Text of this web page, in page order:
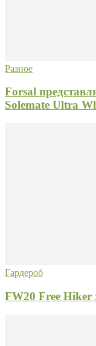
Разное
Forsal
Solemate Ultra
Гардероб
FW20 Free